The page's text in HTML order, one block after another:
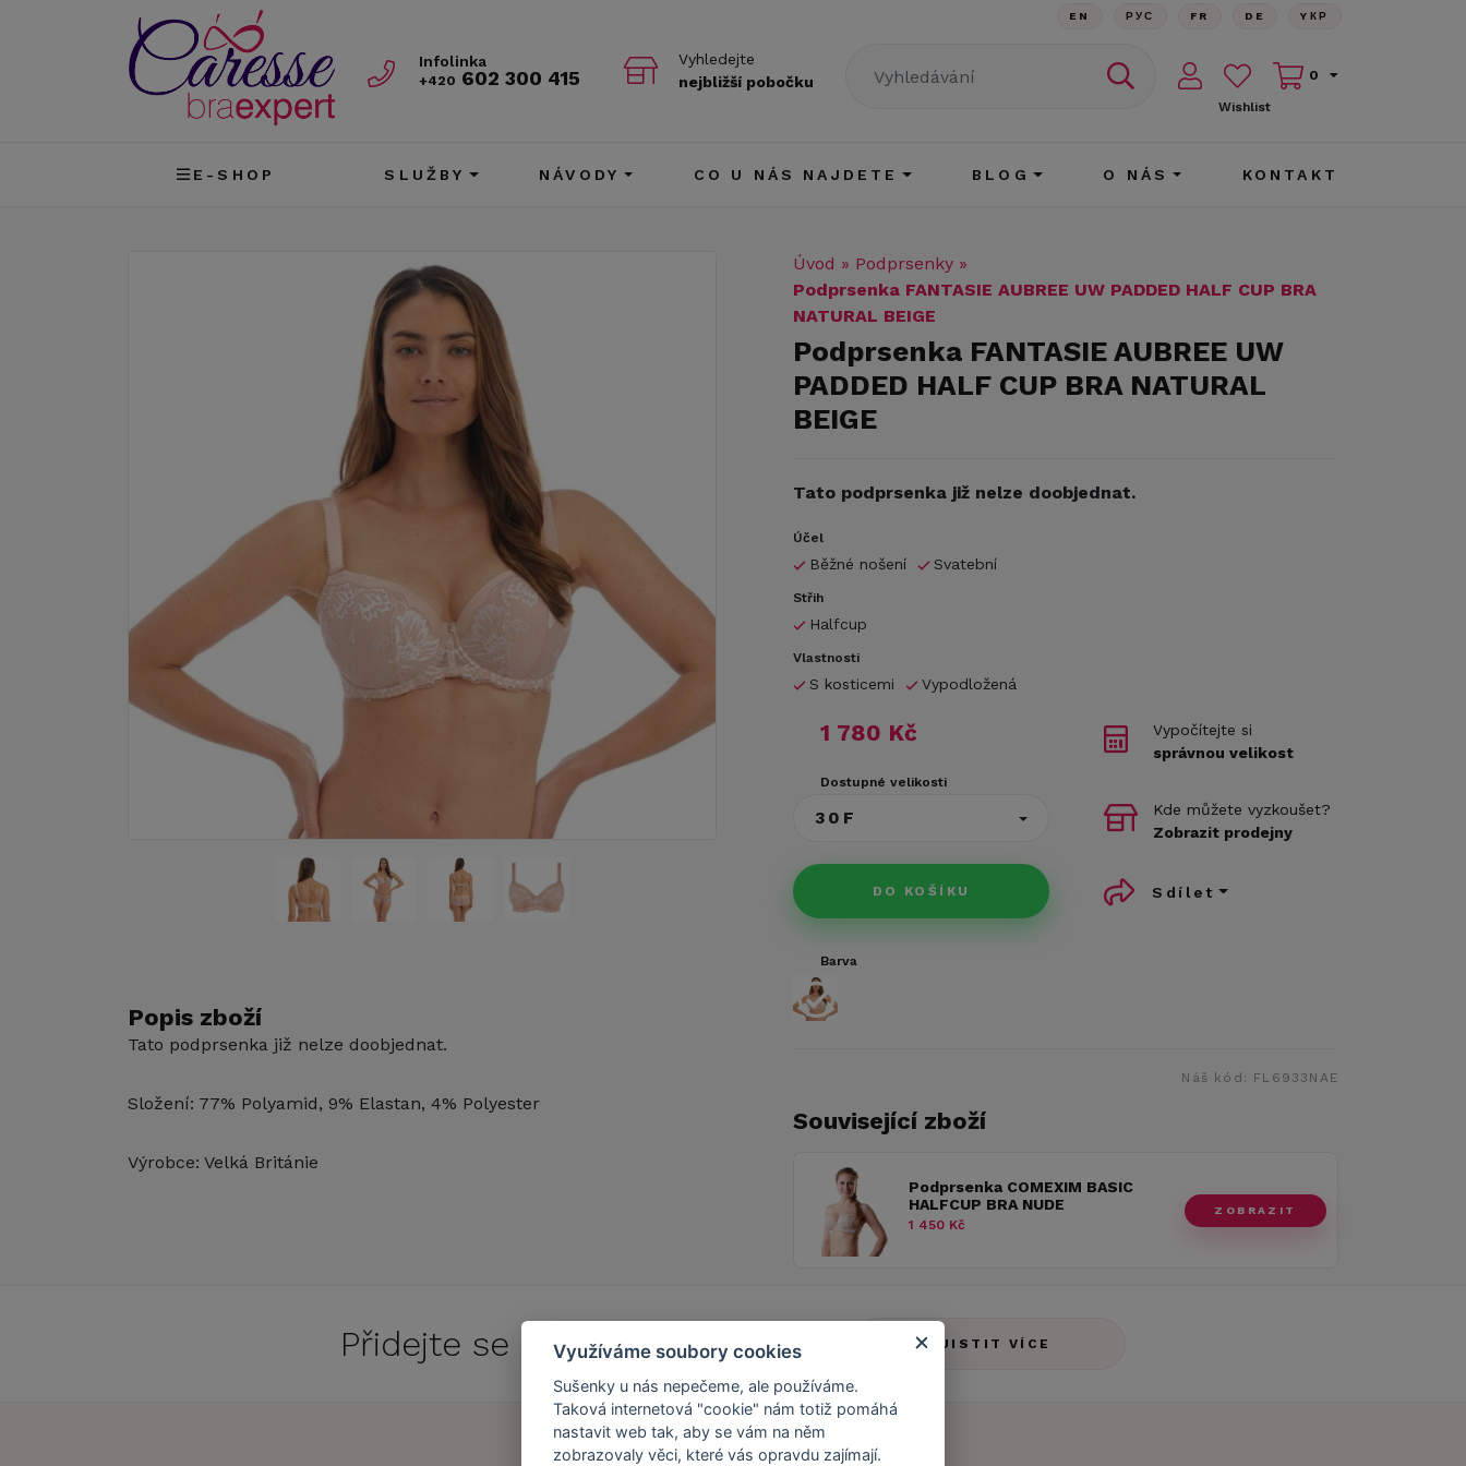
Infolinka
+420 602 300 415
Vyhledejte
nejbližší pobočku
EN РУС FR DE YКР
Wishlist
0
E-SHOP SLUŽBY NÁVODY CO U NÁS NAJDETE BLOG O NÁS KONTAKT
Popis zboží
Tato podprsenka již nelze doobjednat.
Složení: 77% Polyamid, 9% Elastan, 4% Polyester
Výrobce: Velká Británie
Úvod » Podprsenky »
Podprsenka FANTASIE AUBREE UW PADDED HALF CUP BRA
NATURAL BEIGE
Podprsenka FANTASIE AUBREE UW
PADDED HALF CUP BRA NATURAL
BEIGE
Tato podprsenka již nelze doobjednat.
Účel
Běžné nošení Svatební
Střih
Halfcup
Vlastnosti
S kosticemi Vypodložená
1 780 Kč
Dostupné velikosti
30F
DO KOŠÍKU
Vypočítejte si
správnou velikost
Kde můžete vyzkoušet?
Zobrazit prodejny
Sdílet
Barva
Náš kód: FL6933NAE
Související zboží
Podprsenka COMEXIM BASIC
HALFCUP BRA NUDE
1 450 Kč
ZOBRAZIT
Přidejte se doCaresse Clubu! ZJISTIT VÍCE
Využíváme soubory cookies
Sušenky u nás nepečeme, ale používáme.
Taková internetová "cookie" nám totiž pomáhá
nastavit web tak, aby se vám na něm
zobrazovaly věci, které vás opravdu zajímají.